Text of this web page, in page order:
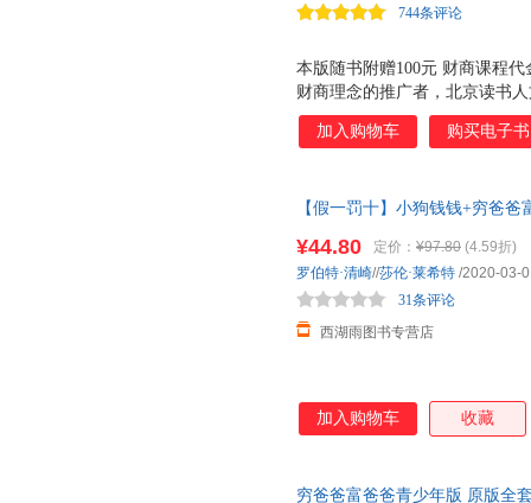
本版随书附赠100元 财商课程
财商理念的推广者，北京读书
面临两个难题。 一 是阅读的时
塔，一本书在读完两个星期后
便于理解和运用。 为了帮助读
财商教育课程。课程按照 学习
的测试与练习，以期能提升您
744条评论
加入购物车 购买电子书
【假一罚十】小狗钱钱+穷爸
一罚十9787220107924 29177871
¥44.80 定价： ¥97.80 (4.59折)
西湖雨图书专营店
31条评论
罗伯特·清崎//莎伦·莱希特 /2020-03-
加入购物车 收藏
穷爸爸富爸爸青少年版 原版全